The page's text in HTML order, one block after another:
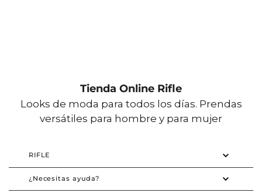
Tienda Online Rifle
Looks de moda para todos los días. Prendas
versátiles para hombre y para mujer
RIFLE
¿Necesitas ayuda?